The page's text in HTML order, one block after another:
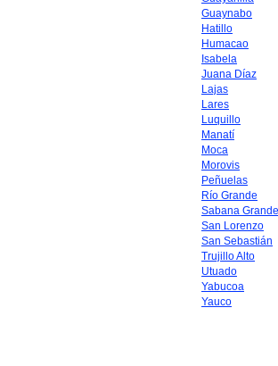
Guaynabo
Hatillo
Humacao
Isabela
Juana Díaz
Lajas
Lares
Luquillo
Manatí
Moca
Morovis
Peñuelas
Río Grande
Sabana Grande
San Lorenzo
San Sebastián
Trujillo Alto
Utuado
Yabucoa
Yauco